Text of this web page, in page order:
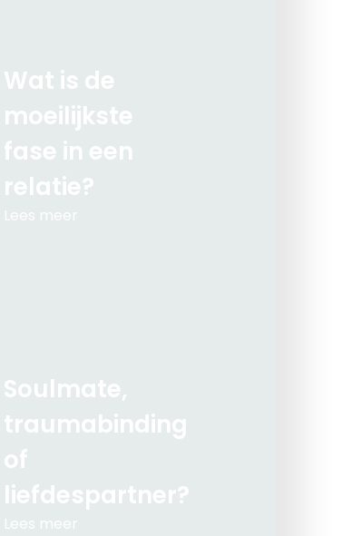
Wat is de
moeilijkste
fase in een
relatie?
Lees meer
Soulmate,
traumabinding
of
liefdespartner?
Lees meer